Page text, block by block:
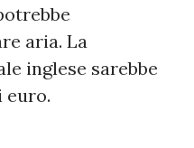
aria. La
inglese sarebbe
euro.